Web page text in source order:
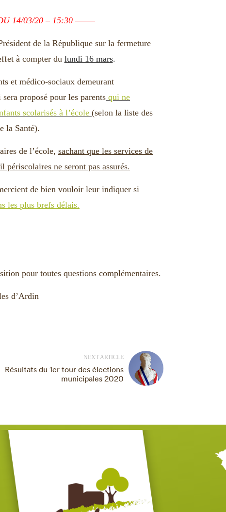
14/03/20 – 15:30 ——–
de la République sur la fermeture
à compter du lundi 16 mars.
et médico-sociaux demeurant
proposé pour les parents qui ne
scolarisés à l’école (selon la liste des
la Santé).
de l’école, sachant que les services de
périscolaires ne seront pas assurés.
de bien vouloir leur indiquer si
les plus brefs délais.
pour toutes questions complémentaires.
d’Ardin
NEXT ARTICLE
Résultats du 1er tour des élections
municipales 2020